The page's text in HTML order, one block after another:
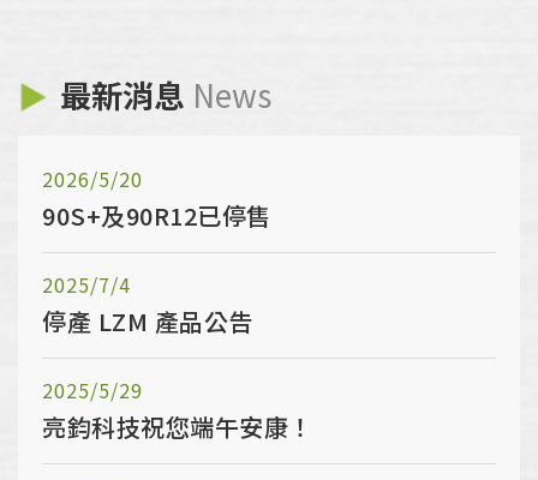
最新消息 News
2026/5/20
90S+及90R12已停售
2025/7/4
停產 LZM 產品公告
2025/5/29
亮鈞科技祝您端午安康！